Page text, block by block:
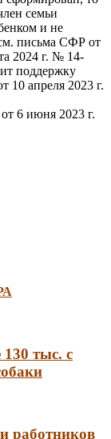
семьи
и не
письма СФР от
2024 г. № 14-
поддержку
10 апреля 2023 г.
6 июня 2023 г.
тыс. с
работников